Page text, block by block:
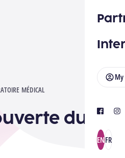
My
facebook
ENFR
MÉDICAL
du FLE